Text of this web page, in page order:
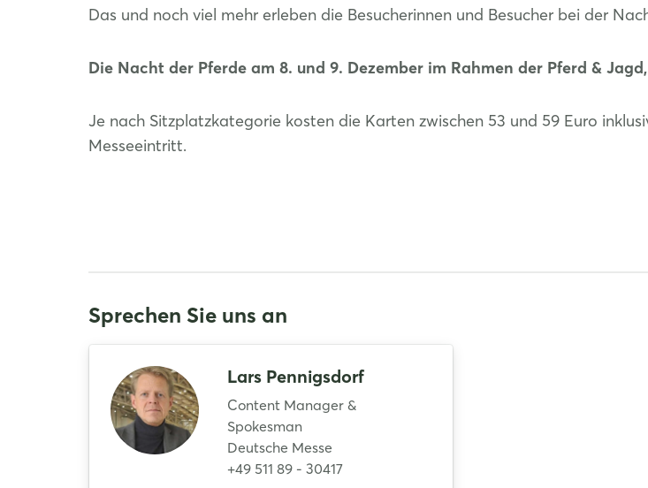
Das und noch viel mehr erleben die Besucherinnen und Besucher bei der
Die Nacht der Pferde am 8. und 9. Dezember im Rahmen der Pferd &
Je nach Sitzplatzkategorie kosten die Karten zwischen 53 und 59 Euro
Messeeintritt.
Sprechen Sie uns an
Lars Pennigsdorf
Content Manager &
Spokesman
Deutsche Messe
+49 511 89 - 30417